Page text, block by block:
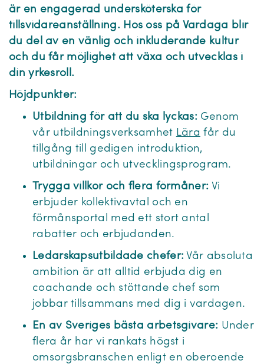
är en engagerad undersköterska för
tillsvidareanställning. Hos oss på Vardaga blir
du del av en vänlig och inkluderande kultur
och du får möjlighet att växa och utvecklas i
din yrkesroll.
Höjdpunkter:
Utbildning för att du ska lyckas:Genom
vår utbildningsverksamhet Lära får du
tillgång till gedigen introduktion,
utbildningar och utvecklingsprogram.
Trygga villkor och flera förmåner: Vi
erbjuder kollektivavtal och en
förmånsportal med ett stort antal
rabatter och erbjudanden.
Ledarskapsutbildade chefer: Vår absoluta
ambition är att alltid erbjuda dig en
coachande och stöttande chef som
jobbar tillsammans med dig i vardagen.
En av Sveriges bästa arbetsgivare: Under
flera år har vi rankats högst i
omsorgsbranschen enligt en oberoende